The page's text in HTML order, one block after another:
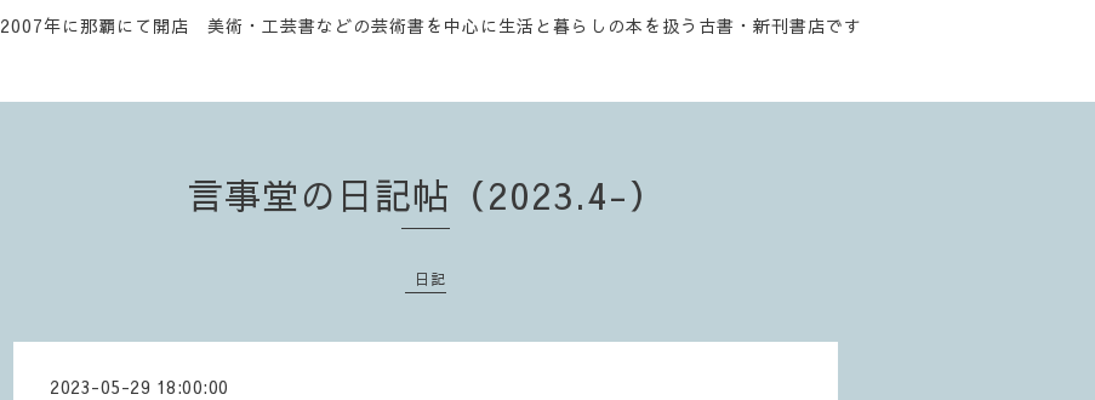
2007年に那覇にて開店 美術・工芸書などの芸術書を中心に生活と暮らしの本を扱う古書・新刊書店です
言事堂の日記帖（2023.4-）
日記
2023-05-29 18:00:00